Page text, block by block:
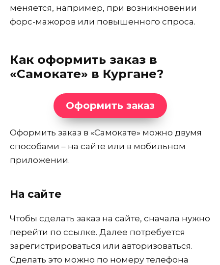
меняется, например, при возникновении
форс-мажоров или повышенного спроса.
Как оформить заказ в
«Самокате» в Кургане?
Оформить заказ
Оформить заказ в «Самокате» можно двумя
способами – на сайте или в мобильном
приложении.
На сайте
Чтобы сделать заказ на сайте, сначала нужно
перейти по ссылке. Далее потребуется
зарегистрироваться или авторизоваться.
Сделать это можно по номеру телефона